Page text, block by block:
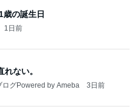
歳の誕生日
1日前
ない。
ログPowered by Ameba 3日前